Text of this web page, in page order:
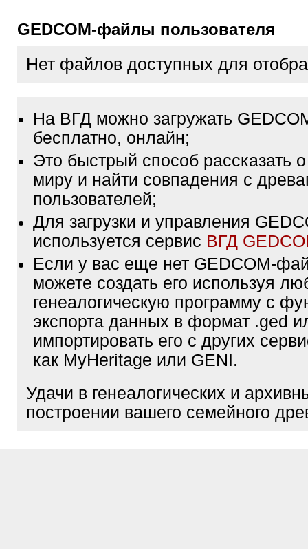
GEDCOM-файлы пользователя
Нет файлов доступных для
На ВГД можно загружать
бесплатно, онлайн;
Это быстрый способ рассказать
миру и найти совпадения с
пользователей;
Для загрузки и управления
используется сервис ВГД
Если у вас еще нет GEDCOM-
можете создать его используя
генеалогическую программу с
экспорта данных в формат .ged
импортировать его с других
как MyHeritage или GENI.
Удачи в генеалогических и
построении вашего семейного